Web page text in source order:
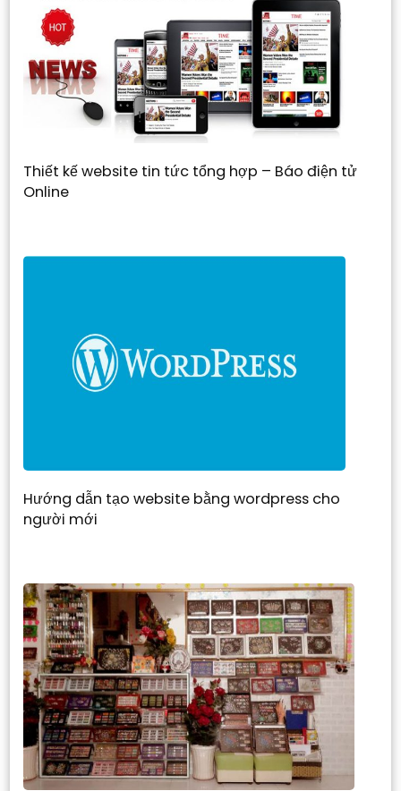
Thiết kế website tin tức tổng hợp – Báo điện tử
Online
Hướng dẫn tạo website bằng wordpress cho
người mới